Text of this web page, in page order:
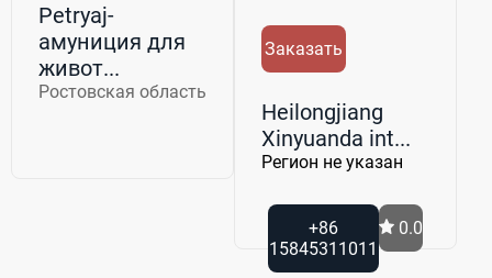
Petryaj-
амуниция для
живот...
Ростовская область
Заказать
Heilongjiang
Xinyuanda int...
Регион не указан
+86
15845311011
0.0